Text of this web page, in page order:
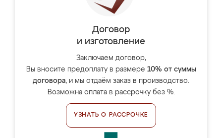
Договор
и изготовление
Заключаем договор,
Вы вносите предоплату в размере 10% от суммы
договора, и мы отдаём заказ в производство.
Возможна оплата в рассрочку без %.
УЗНАТЬ О РАССРОЧКЕ